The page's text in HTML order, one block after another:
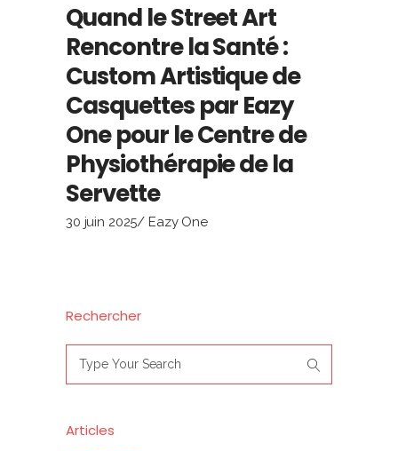
Quand le Street Art
Rencontre la Santé :
Custom Artistique de
Casquettes par Eazy
One pour le Centre de
Physiothérapie de la
Servette
30 juin 2025 Eazy One
Rechercher
for:
Articles